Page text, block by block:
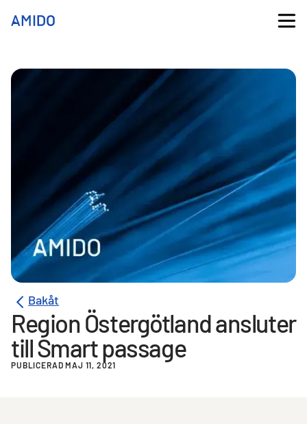
Bakåt
Region Östergötland ansluter
till Smart passage
PUBLICERAD MAJ 11, 2021